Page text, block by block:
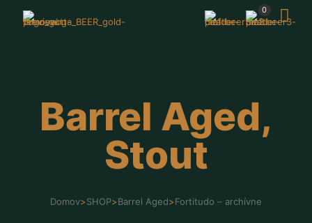
0
Barrel Aged,
Stout
Domov>SHOP>Barrel Aged>Fortitudo – archívne